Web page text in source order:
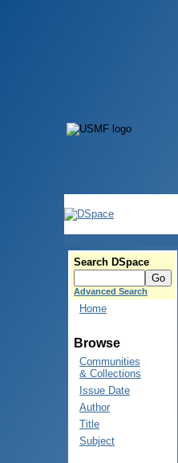
Search DSpace
Advanced Search
Home
Browse
Communities
& Collections
Issue Date
Author
Title
Subject